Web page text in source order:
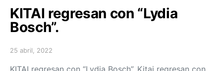
KITAI regresan con “Lydia
Bosch”.
Posted on
25 abril, 2022
KITAI regresan con “Lydia Bosch”. Kitai regresan con